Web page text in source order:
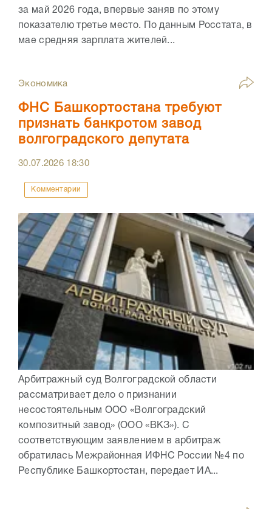
за май 2026 года, впервые заняв по этому
показателю третье место. По данным Росстата, в
мае средняя зарплата жителей...
Экономика
ФНС Башкортостана требуют
признать банкротом завод
волгоградского депутата
30.07.2026 18:30
Комментарии
Арбитражный суд Волгоградской области
рассматривает дело о признании
несостоятельным ООО «Волгоградский
композитный завод» (ООО «ВКЗ»). С
соответствующим заявлением в арбитраж
обратилась Межрайонная ИФНС России №4 по
Республике Башкортостан, передает ИА...